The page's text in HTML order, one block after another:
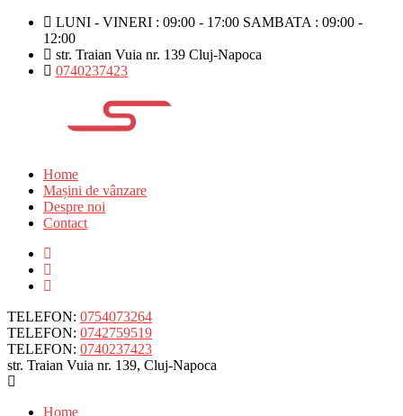
LUNI - VINERI : 09:00 - 17:00 SAMBATA : 09:00 -
12:00
str. Traian Vuia nr. 139 Cluj-Napoca
0740237423
Home
Mașini de vânzare
Despre noi
Contact
TELEFON: 0754073264
TELEFON: 0742759519
TELEFON: 0740237423
str. Traian Vuia nr. 139, Cluj-Napoca
Home